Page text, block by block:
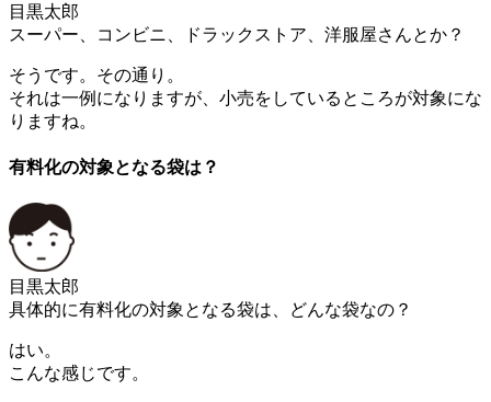
目黒太郎
スーパー、コンビニ、ドラックストア、洋服屋さんとか？
そうです。その通り。
それは一例になりますが、小売をしているところが対象にな
りますね。
有料化の対象となる袋は？
目黒太郎
具体的に有料化の対象となる袋は、どんな袋なの？
はい。
こんな感じです。